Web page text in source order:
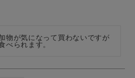
物が気になって買わないですが
べられます。